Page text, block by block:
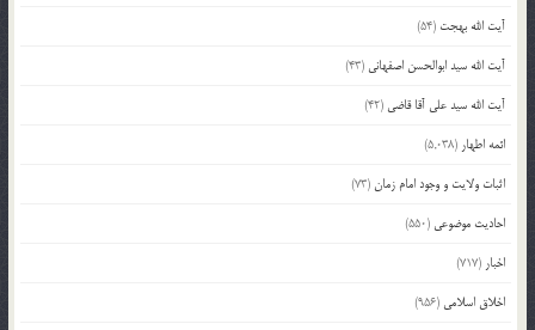
آیت الله بهجت (54)
آیت الله سید ابوالحسن اصفهانی (43)
آیت الله سید علی آقا قاضی (42)
ائمه اطهار (5,038)
اثبات ولایت و وجود امام زمان(73)
احادیث موضوعی (550)
اخبار (717)
اخلاق اسلامی (956)